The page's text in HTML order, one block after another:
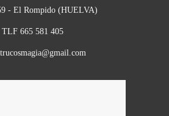
- El Rompido (HUELVA)
TLF 665 581 405